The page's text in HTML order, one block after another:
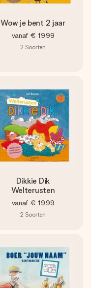
Wow je bent 2 jaar
vanaf € 19,99
2 Soorten
Dikkie Dik
Welterusten
vanaf € 19,99
2 Soorten